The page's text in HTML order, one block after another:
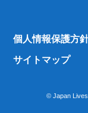
個人情報保護方
サイトマップ
© Japan